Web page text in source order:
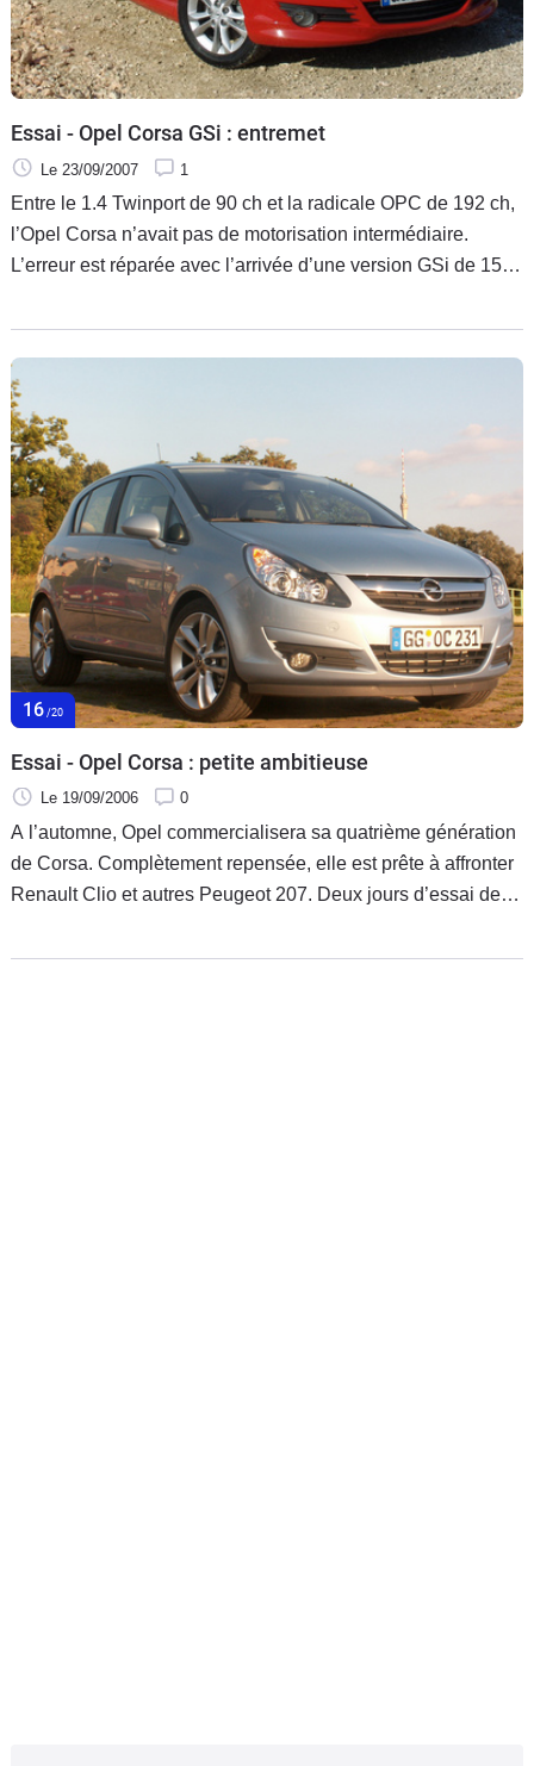
Essai - Opel Corsa GSi : entremet
Le 23/09/2007 1
Entre le 1.4 Twinport de 90 ch et la radicale OPC de 192 ch,
l’Opel Corsa n’avait pas de motorisation intermédiaire.
L’erreur est réparée avec l’arrivée d’une version GSi de 150
16 /20
Essai - Opel Corsa : petite ambitieuse
Le 19/09/2006 0
A l’automne, Opel commercialisera sa quatrième génération
de Corsa. Complètement repensée, elle est prête à affronter
Renault Clio et autres Peugeot 207. Deux jours d’essai de
routes de Saxe dans l’ex-Allemagne de l’Est nous ont